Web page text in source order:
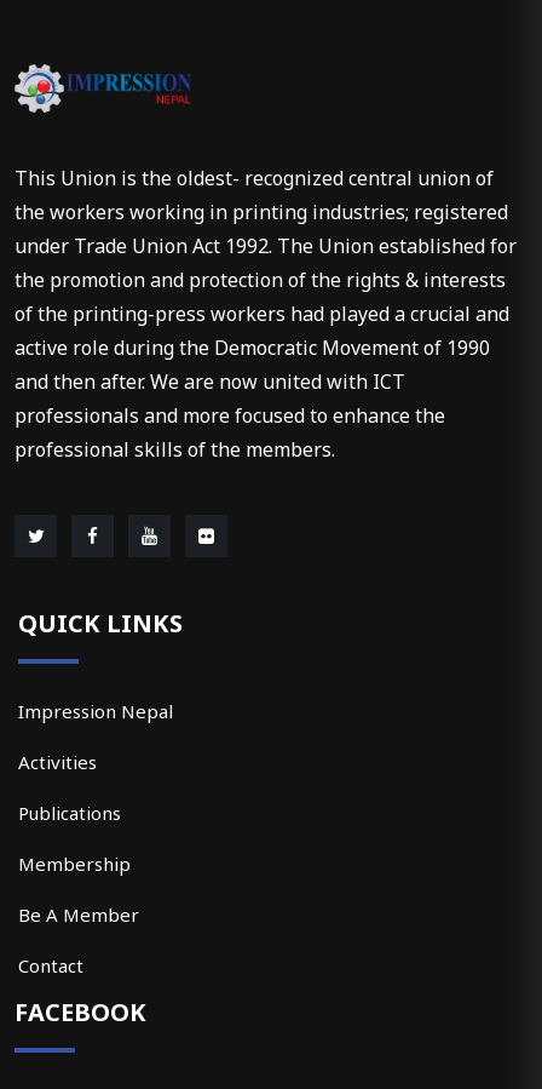
This Union is the oldest- recognized central union of
the workers working in printing industries; registered
under Trade Union Act 1992. The Union established for
the promotion and protection of the rights & interests
of the printing-press workers had played a crucial and
active role during the Democratic Movement of 1990
and then after. We are now united with ICT
professionals and more focused to enhance the
professional skills of the members.
QUICK LINKS
Impression Nepal
Activities
Publications
Membership
Be A Member
Contact
FACEBOOK